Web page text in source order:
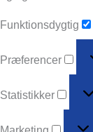
Funktionsdygtig
Præferencer
Statistikker